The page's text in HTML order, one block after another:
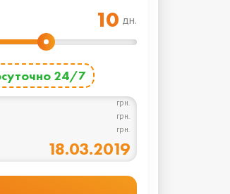
дн.
24/7
грн.
грн.
грн.
18.03.2019